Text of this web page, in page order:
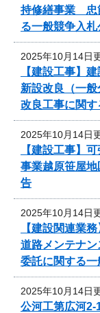
持修繕事業 忠
る一般競争入札
2025年10月14日
【建設工事】
新設改良（一
改良工事に関
2025年10月14日
【建設工事】
事業越原笹屋
告
2025年10月14日
【建設関連業
道路メンテナン
委託に関する
2025年10月14日
公河工第広河